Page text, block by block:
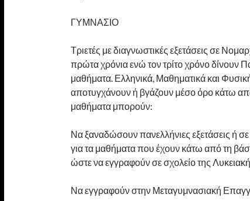
ΓΥΜΝΑΣΙΟ
Τριετές με διαγνωστικές εξετάσεις σε
πρώτα χρόνια ενώ τον τρίτο χρόνο δίνουν
μαθήματα. Ελληνικά, Μαθηματικά και
αποτυγχάνουν ή βγάζουν μέσο όρο κάτω
μαθήματα μπορούν:
Να ξαναδώσουν πανελλήνιες εξετάσεις ή
για τα μαθήματα που έχουν κάτω από τη
ώστε να εγγραφούν σε σχολείο της
Να εγγραφούν στην Μεταγυμνασιακή